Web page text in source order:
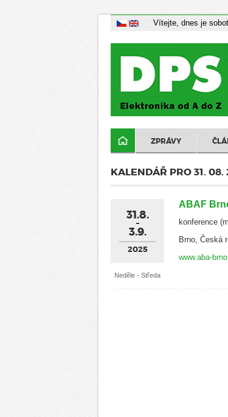
Vítejte, dnes je
ZPRÁVY
KALENDÁŘ PRO 31. 08.
31.8.
3.9.
2025
Neděle - Středa
ABAF
konference
Brno, Česká
www.aba-